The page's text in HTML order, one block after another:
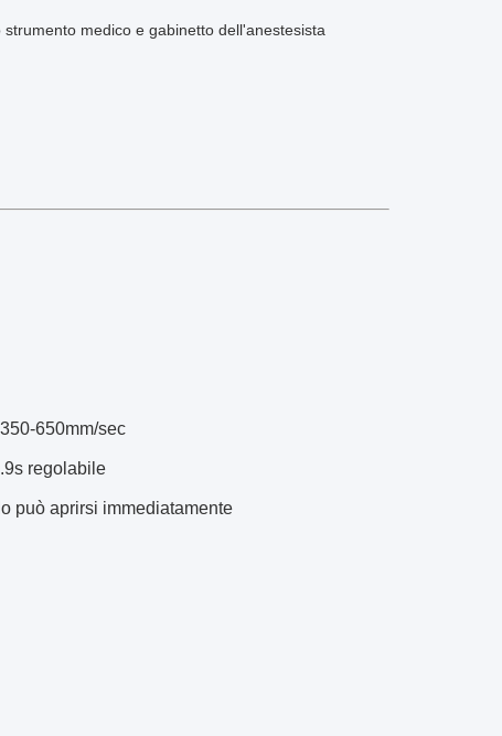
medico e gabinetto dell'anestesista
650mm/sec
regolabile
può aprirsi immediatamente